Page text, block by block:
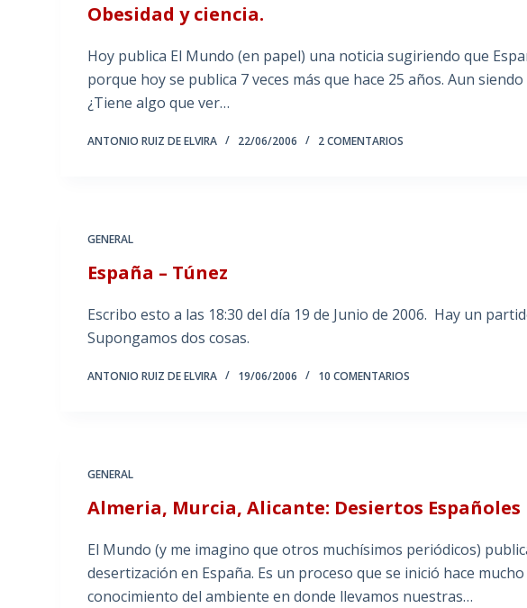
Obesidad y ciencia.
Hoy publica El Mundo (en papel) una noticia sugiriendo que
porque hoy se publica 7 veces más que hace 25 años. Aun
¿Tiene algo que ver…
ANTONIO RUIZ DE ELVIRA 22/06/2006 2 COMENTARIOS
GENERAL
España – Túnez
Escribo esto a las 18:30 del día 19 de Junio de 2006. Hay un
Supongamos dos cosas.
ANTONIO RUIZ DE ELVIRA 19/06/2006 10 COMENTARIOS
GENERAL
Almeria, Murcia, Alicante: Desiertos Españoles
El Mundo (y me imagino que otros muchísimos periódicos)
desertización en España. Es un proceso que se inició hace
conocimiento del ambiente en donde llevamos nuestras…